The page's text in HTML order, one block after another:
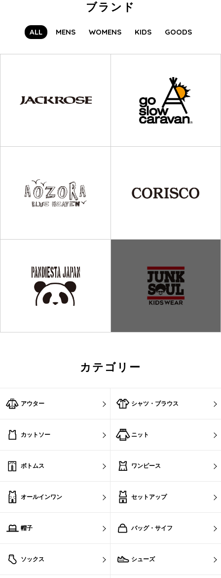
迷惑メールボックスをご確認頂くか、迷惑メールボックスに入ってい
ない場合はサーバー内で自動削除されている可能性もございます。
お客様には大変ご不便をおかけいたしますが、何卒ご理解いただけま
ブランド
ALL MENS WOMENS KIDS GOODS
カテゴリー
アウター シャツ・ブラウス
カットソー ニット
ボトムス ワンピース
オールインワン セットアップ
帽子 バッグ・サイフ
ソックス シューズ